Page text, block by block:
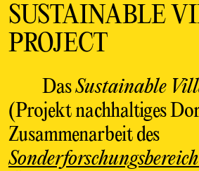
SUSTAINABLE
PROJECT
DasSustainable
(Projekt nachhaltiges
Zusammenarbeit des